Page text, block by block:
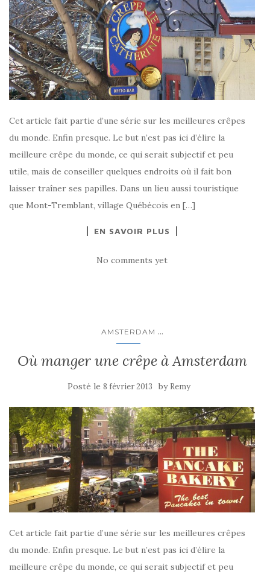
Cet article fait partie d’une série sur les meilleures crêpes
du monde. Enfin presque. Le but n’est pas ici d’élire la
meilleure crêpe du monde, ce qui serait subjectif et peu
utile, mais de conseiller quelques endroits où il fait bon
laisser traîner ses papilles. Dans un lieu aussi touristique
que Mont-Tremblant, village Québécois en […]
EN SAVOIR PLUS
No comments yet
AMSTERDAM ...
Où manger une crêpe à Amsterdam
Posté le 8 février 2013 by Remy
Cet article fait partie d’une série sur les meilleures crêpes
du monde. Enfin presque. Le but n’est pas ici d’élire la
meilleure crêpe du monde, ce qui serait subjectif et peu